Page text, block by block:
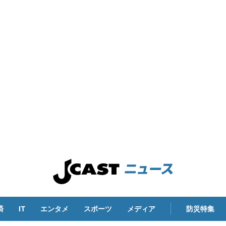
IT エンタメ スポーツ メディア 防災特集